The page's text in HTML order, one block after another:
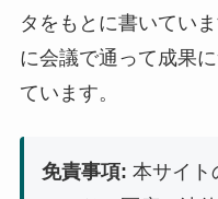
タをもとに書いてい
に会議で通って成果
ています。
免責事項: 本サイト